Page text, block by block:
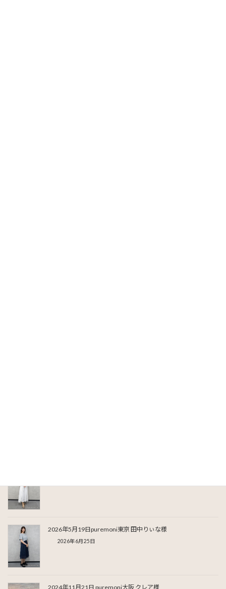
2026年5月19日puremoni東京 田中りぃな様
2026年6月25日
2024年11月21日 puremoni大阪 クレア様